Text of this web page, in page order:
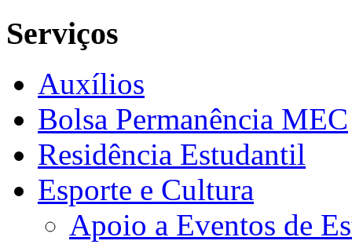
Serviços
Auxílios
Bolsa Permanência MEC
Residência Estudantil
Esporte e Cultura
Apoio a Eventos de